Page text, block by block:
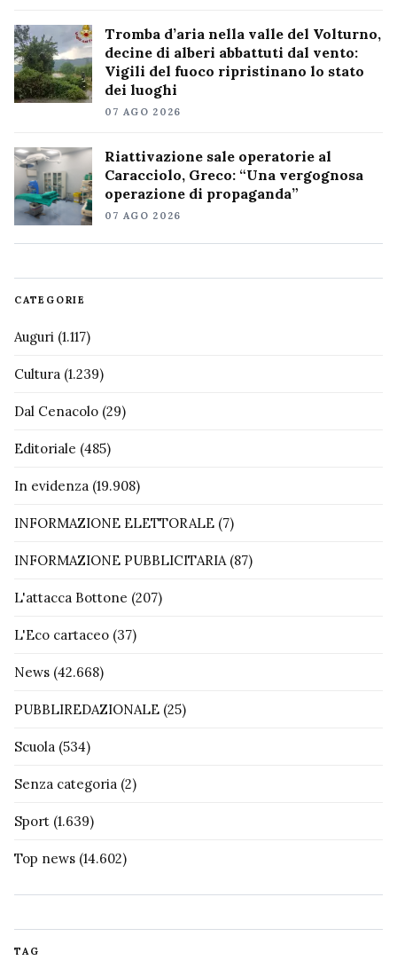
Tromba d’aria nella valle del Volturno,
decine di alberi abbattuti dal vento:
Vigili del fuoco ripristinano lo stato
dei luoghi
07 AGO 2026
Riattivazione sale operatorie al
Caracciolo, Greco: “Una vergognosa
operazione di propaganda”
07 AGO 2026
CATEGORIE
Auguri (1.117)
Cultura (1.239)
Dal Cenacolo (29)
Editoriale (485)
In evidenza (19.908)
INFORMAZIONE ELETTORALE (7)
INFORMAZIONE PUBBLICITARIA(87)
L'attacca Bottone (207)
L'Eco cartaceo (37)
News (42.668)
PUBBLIREDAZIONALE (25)
Scuola (534)
Senza categoria (2)
Sport (1.639)
Top news (14.602)
TAG